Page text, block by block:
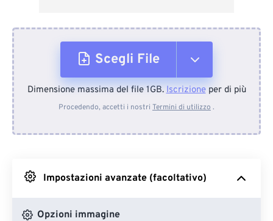
Scegli File
Dal dispositivo
Da Google Drive
Dimensione massima del file 1GB.Iscrizioneper di più
Procedendo, accetti i nostri Termini di utilizzo .
Impostazioni avanzate (facoltativo)
Opzioni immagine